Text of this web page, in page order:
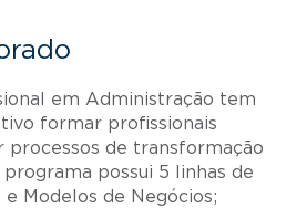
em Administração tem
formar profissionais
processos de transformação
programa possui 5 linhas de
Modelos de Negócios;